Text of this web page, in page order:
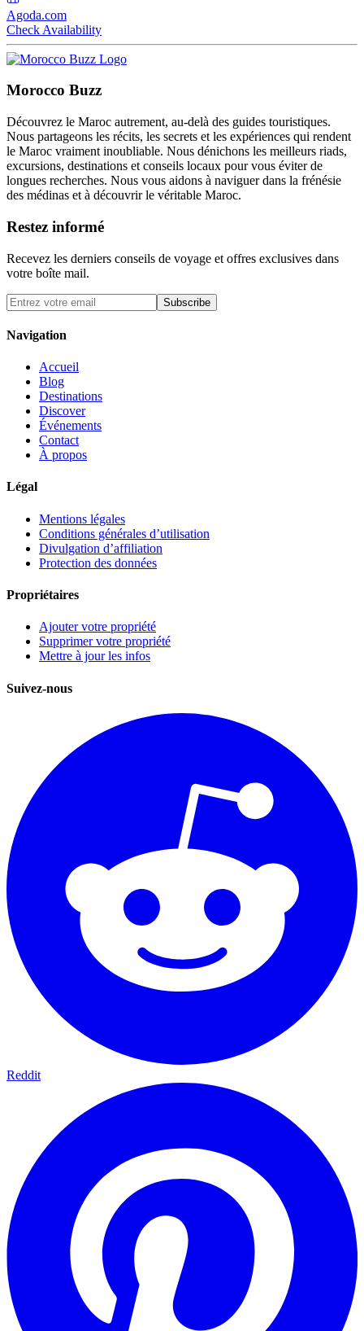
Agoda.com
Check Availability
Morocco Buzz
Découvrez le Maroc autrement, au-delà des guides touristiques.
Nous partageons les récits, les secrets et les expériences qui rendent
le Maroc vraiment inoubliable. Nous dénichons les meilleurs riads,
excursions, destinations et conseils locaux pour vous éviter de
longues recherches. Nous vous aidons à naviguer dans la frénésie
des médinas et à découvrir le véritable Maroc.
Restez informé
Recevez les derniers conseils de voyage et offres exclusives dans
votre boîte mail.
Subscribe
Navigation
Accueil
Blog
Destinations
Discover
Événements
Contact
À propos
Légal
Mentions légales
Conditions générales d’utilisation
Divulgation d’affiliation
Protection des données
Propriétaires
Ajouter votre propriété
Supprimer votre propriété
Mettre à jour les infos
Suivez-nous
Reddit